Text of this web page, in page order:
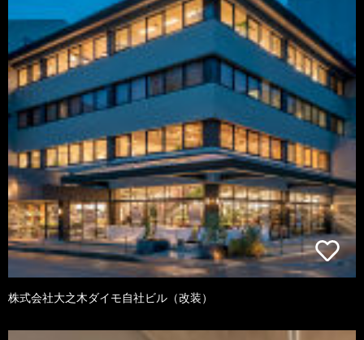
株式会社大之木ダイモ自社ビル（改装）